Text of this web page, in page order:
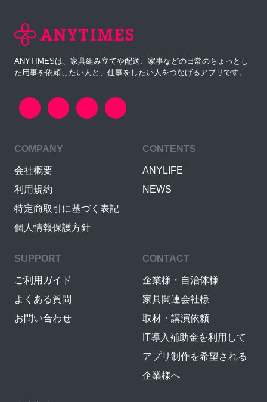
ANYTIMESは、家具組み立てや配送、家事などの日常のちょっとし
た用事を依頼したい人と、仕事をしたい人をつなげるアプリです。
COMPANY
会社概要
利用規約
特定商取引に基づく表記
個人情報保護方針
CONTENTS
ANYLIFE
NEWS
SUPPORT
ご利用ガイド
よくある質問
お問い合わせ
CONTACT
企業様・自治体様
家具関連会社様
取材・講演依頼
IT導入補助金を利用して
アプリ制作を希望される
企業様へ